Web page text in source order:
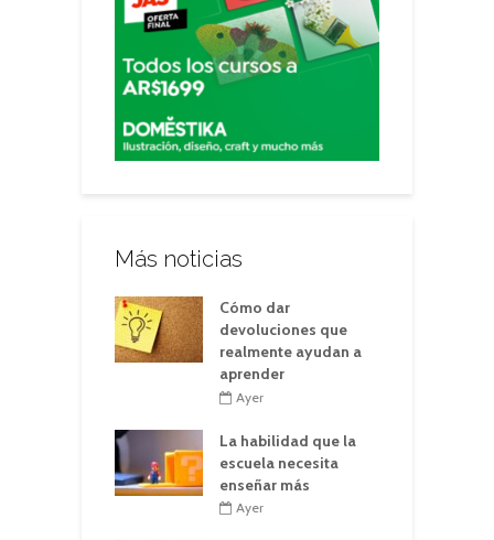
Más noticias
Cómo dar
devoluciones que
realmente ayudan a
aprender
Ayer
La habilidad que la
escuela necesita
enseñar más
Ayer